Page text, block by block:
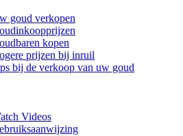
goud verkopen
kopen
prijzen bij inruil
bij de verkoop van uw goud
Videos